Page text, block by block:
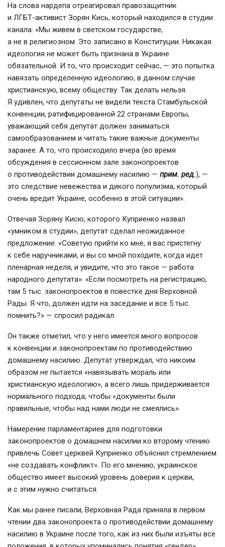
На слова нардепа отреагировал правозащитник
и ЛГБТ-активист Зорян Кись, который находился в студии
канала: «Мы живем в светском государстве,
а не в религиозном. Это записано в Конституции. Никакая
идеология не может быть признана в Украине
обязательной. И то, что происходит сейчас, — это попытка
навязать определенную идеологию, в данном случае
христианскую, всему обществу. Так делать нельзя.
Я удивлен, что депутаты не видели текста Стамбульской
конвенции, ратифицированной 22 странами Европы,
уважающий себя депутат должен заниматься
самообразованием и читать такие важные документы
заранее. А то, что происходило вчера (во время
обсуждения в сессионном зале законопроектов
о противодействии домашнему насилию — прим. ред.), —
это следствие невежества и дикого популизма, который
очень вредит Украине, особенно в этой ситуации».
Отвечая Зоряну Кисю, которого Куприенко назвал
«умником в студии», депутат сделал неожиданное
предложение: «Советую прийти ко мне, я вас пристегну
к себе наручниками, и вы со мной походите, когда идет
пленарная неделя, и увидите, что это такое — работа
народного депутата». «Если посмотреть на регистрацию,
там 5 тыс. законопроектов в повестке дня Верховной
Рады. Я что, должен идти на заседание и все 5 тыс.
помнить?» — спросил радикал.
Он также отметил, что у него имеется много вопросов
к конвенции и законопроектам по противодействию
домашнему насилию. Депутат утверждал, что никоим
образом не пытается «навязывать мораль или
христианскую идеологию», а всего лишь придерживается
нормального подхода, чтобы «документы были
правильные, чтобы над нами люди не смеялись».
Намерение парламентариев для подготовки
законопроектов о домашнем насилии ко второму чтению
привлечь Совет церквей Куприенко объяснил стремлением
«не создавать конфликт». По его мнению, украинское
общество имеет высокий уровень доверия к церкви,
и с этим нужно считаться.
Как мы ранее писали, Верховная Рада приняла в первом
чтении два законопроекта о противодействии домашнему
насилию в Украине после того, как из них были изъяты все